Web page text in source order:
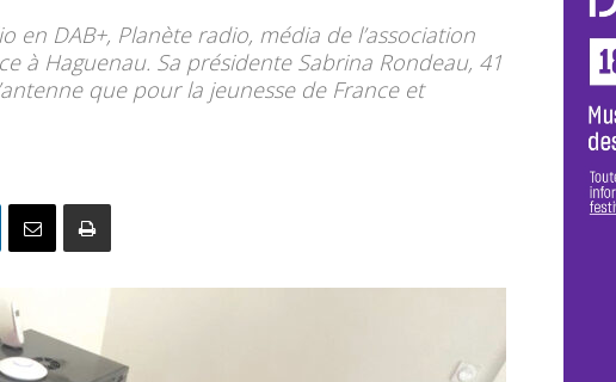
en DAB+, Planète radio, média de l’association
à Haguenau. Sa présidente Sabrina Rondeau, 41
que pour la jeunesse de France et